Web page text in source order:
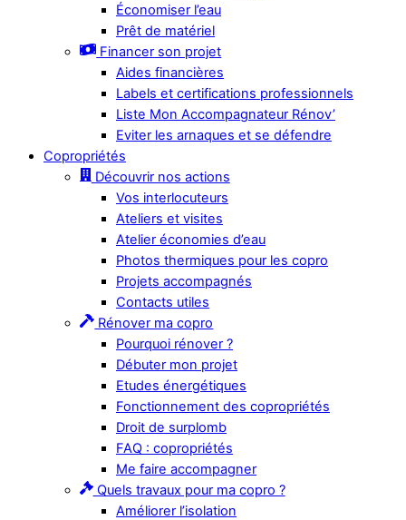
Économiser l’eau
Prêt de matériel
Financer son projet
Aides financières
Labels et certifications professionnels
Liste Mon Accompagnateur Rénov’
Eviter les arnaques et se défendre
Copropriétés
Découvrir nos actions
Vos interlocuteurs
Ateliers et visites
Atelier économies d’eau
Photos thermiques pour les copro
Projets accompagnés
Contacts utiles
Rénover ma copro
Pourquoi rénover ?
Débuter mon projet
Etudes énergétiques
Fonctionnement des copropriétés
Droit de surplomb
FAQ : copropriétés
Me faire accompagner
Quels travaux pour ma copro ?
Améliorer l’isolation